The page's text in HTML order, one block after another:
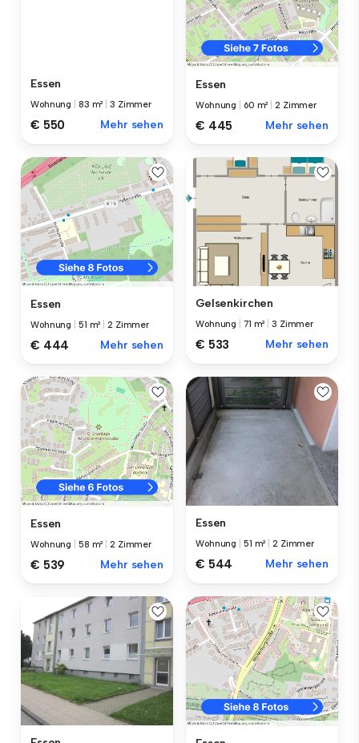
Essen
Wohnung 83 m² |3 Zimmer
€ 550 Mehr sehen
Essen
Wohnung 60 m² |2 Zimmer
€ 445 Mehr sehen
Essen
Wohnung 51 m² |2 Zimmer
€ 444 Mehr sehen
Gelsenkirchen
Wohnung 71 m² |3 Zimmer
€ 533 Mehr sehen
Essen
Wohnung 58 m² |2 Zimmer
€ 539 Mehr sehen
Essen
Wohnung 51 m² |2 Zimmer
€ 544 Mehr sehen